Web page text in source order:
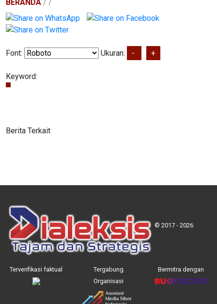
BERANDA / /
Font: Ukuran: - +
Keyword:
Berita Terkait
© 2017 - 2026
Terverifikasi faktual
Tergabung
Organisasi
Bermitra dengan